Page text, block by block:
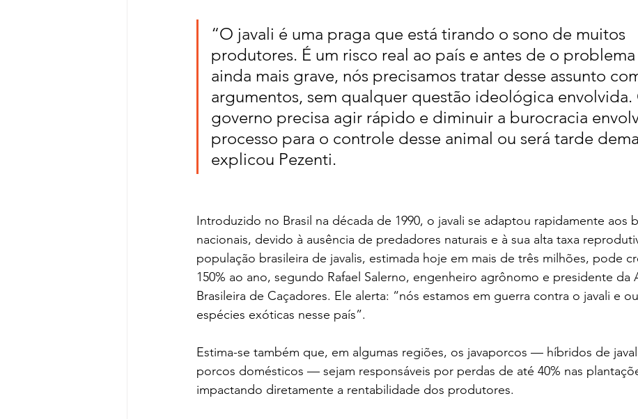
“O javali é uma praga que está tirando o sono de muitos
produtores. É um risco real ao país e antes de o
ainda mais grave, nós precisamos tratar desse assunto
argumentos, sem qualquer questão ideológica envolvida.
governo precisa agir rápido e diminuir a burocracia
processo para o controle desse animal ou será tarde
explicou Pezenti.
Introduzido no Brasil na década de 1990, o javali se adaptou rapidamente aos
nacionais, devido à ausência de predadores naturais e à sua alta taxa
população brasileira de javalis, estimada hoje em mais de três milhões, pode
150% ao ano, segundo Rafael Salerno, engenheiro agrônomo e presidente da
Brasileira de Caçadores. Ele alerta: “nós estamos em guerra contra o javali e
espécies exóticas nesse país”.
Estima-se também que, em algumas regiões, os javaporcos — híbridos de
porcos domésticos — sejam responsáveis por perdas de até 40% nas
impactando diretamente a rentabilidade dos produtores.